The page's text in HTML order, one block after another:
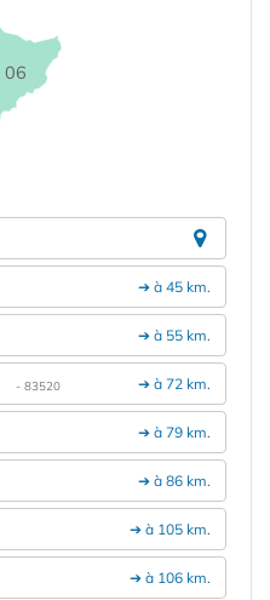
06
➔ à 45 km.
➔ à 55 km.
➔ à 72 km.
- 83520
➔ à 79 km.
➔ à 86 km.
➔ à 105 km.
➔ à 106 km.